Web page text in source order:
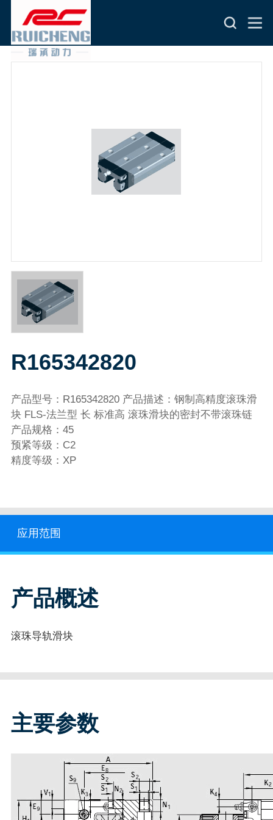
R165342820
产品型号：R165342820 产品描述：钢制高精度滚珠滑
块 FLS-法兰型 长 标准高 滚珠滑块的密封不带滚珠链
产品规格：45
预紧等级：C2
精度等级：XP
应用范围
产品概述
滚珠导轨滑块
主要参数